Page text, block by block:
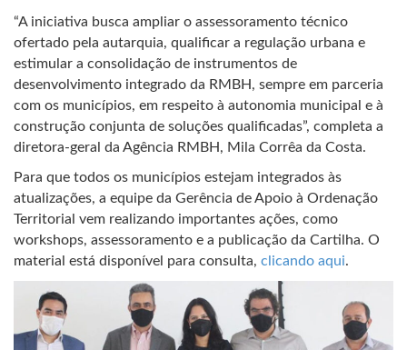
“A iniciativa busca ampliar o assessoramento técnico
ofertado pela autarquia, qualificar a regulação urbana e
estimular a consolidação de instrumentos de
desenvolvimento integrado da RMBH, sempre em parceria
com os municípios, em respeito à autonomia municipal e à
construção conjunta de soluções qualificadas”, completa a
diretora-geral da Agência RMBH, Mila Corrêa da Costa.
Para que todos os municípios estejam integrados às
atualizações, a equipe da Gerência de Apoio à Ordenação
Territorial vem realizando importantes ações, como
workshops, assessoramento e a publicação da Cartilha. O
material está disponível para consulta, clicando aqui.